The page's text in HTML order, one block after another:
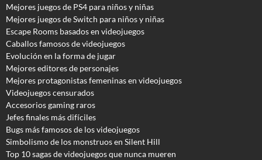
Mejores juegos de PS4 para niños y niñas
Mejores juegos de Switch para niños y niñas
Escape Rooms basados en videojuegos
Caballos famosos de videojuegos
Evolución en la forma de jugar
Mejores editores de personajes
Mejores protagonistas femeninas en videojuegos
Videojuegos censurados
Accesorios gaming raros
Jefes finales más difíciles
Bugs más famosos de los videojuegos
Simbolismo de los monstruos en Silent Hill
Top 10 sagas de videojuegos que nunca mueren